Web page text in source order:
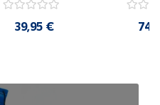
006 PANTALONES
39,95 €